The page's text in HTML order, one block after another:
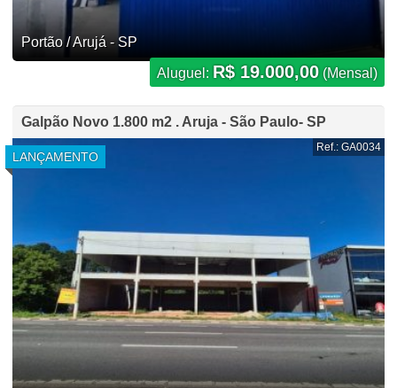
Portão / Arujá - SP
Aluguel: R$ 19.000,00 (Mensal)
Galpão Novo 1.800 m2 . Aruja - São Paulo- SP
LANÇAMENTO
Ref.: GA0034